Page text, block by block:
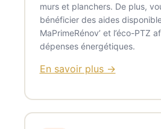
murs et planchers. De plus,
bénéficier des aides
MaPrimeRénov’ et l’éco-PTZ
dépenses énergétiques.
En savoir plus →